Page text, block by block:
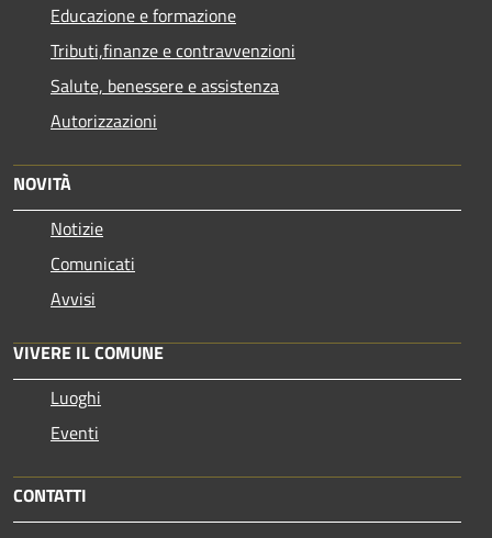
Educazione e formazione
Tributi,finanze e contravvenzioni
Salute, benessere e assistenza
Autorizzazioni
NOVITÀ
Notizie
Comunicati
Avvisi
VIVERE IL COMUNE
Luoghi
Eventi
CONTATTI